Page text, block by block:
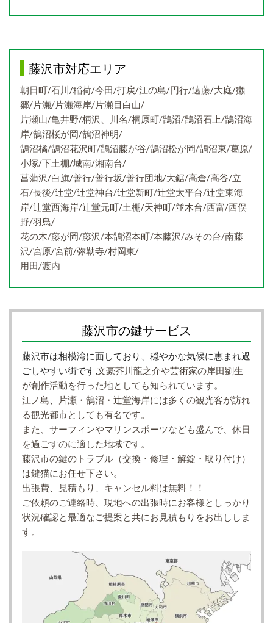
藤沢市対応エリア
朝日町/石川/稲荷/今田/打戻/江の島/円行/遠藤/大庭/獺
郷/片瀬/片瀬海岸/片瀬目白山/
片瀬山/亀井野/柄沢、川名/桐原町/鵠沼/鵠沼石上/鵠沼海
岸/鵠沼桜が岡/鵠沼神明/
鵠沼橘/鵠沼花沢町/鵠沼藤が谷/鵠沼松が岡/鵠沼東/葛原/
小塚/下土棚/城南/湘南台/
菖蒲沢/白旗/善行/善行坂/善行団地/大鋸/高倉/高谷/立
石/長後/辻堂/辻堂神台/辻堂新町/辻堂太平台/辻堂東海
岸/辻堂西海岸/辻堂元町/土棚/天神町/並木台/西富/西俣
野/羽鳥/
花の木/藤が岡/藤沢/本鵠沼本町/本藤沢/みその台/南藤
沢/宮原/宮前/弥勒寺/村岡東/
用田/渡内
藤沢市の鍵サービス
藤沢市は相模湾に面しており、穏やかな気候に恵まれ過
ごしやすい街です,文豪芥川龍之介や芸術家の岸田劉生
が創作活動を行った地としても知られています。
江ノ島、片瀬・鵠沼・辻堂海岸には多くの観光客が訪れ
る観光都市としても有名です。
また、サーフィンやマリンスポーツなども盛んで、休日
を過ごすのに適した地域です。
藤沢市の鍵のトラブル（交換・修理・解錠・取り付け）
は鍵猫にお任せ下さい。
出張費、見積もり、キャンセル料は無料！！
ご依頼のご連絡時、現地への出張時にお客様としっかり
状況確認と最適なご提案と共にお見積もりをお出ししま
す。